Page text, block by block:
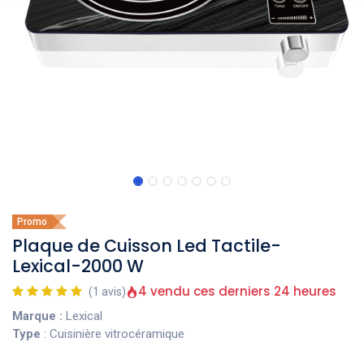
Promo
Plaque de Cuisson Led Tactile-
Lexical-2000 W
(1 avis) 4 vendu ces derniers 24 heures
Marque : Lexical
Type : Cuisinière vitrocéramique